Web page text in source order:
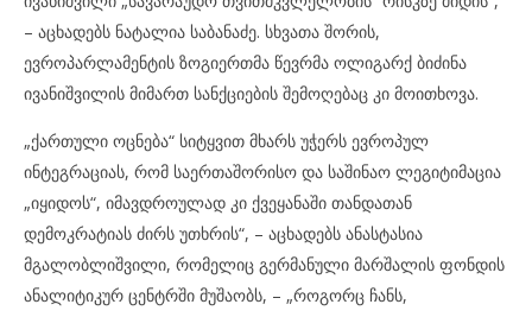
– აცხადებს ნატალია საბანაძე. სხვათა შორის,
ევროპარლამენტის ზოგიერთმა წევრმა ოლიგარქ ბიძინა
ივანიშვილის მიმართ სანქციების შემოღებაც კი მოითხოვა.
„ქართული ოცნება“ სიტყვით მხარს უჭერს ევროპულ
ინტეგრაციას, რომ საერთაშორისო და საშინაო ლეგიტიმაცია
„იყიდოს“, იმავდროულად კი ქვეყანაში თანდათან
დემოკრატიას ძირს უთხრის“, – აცხადებს ანასტასია
მგალობლიშვილი, რომელიც გერმანული მარშალის ფონდის
ანალიტიკურ ცენტრში მუშაობს, – „როგორც ჩანს,